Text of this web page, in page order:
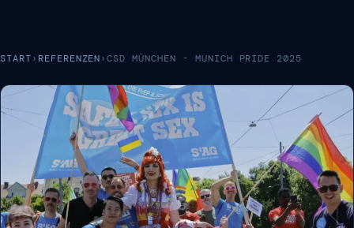
START› REFERENZEN›CSD MÜNCHEN - MUNICH PRIDE 2025